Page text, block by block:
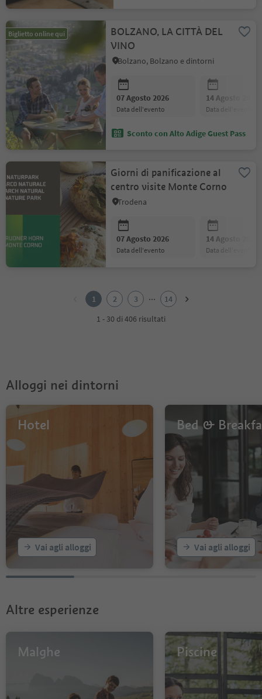
Biglietto online qui
BOLZANO, LA CITTÀ DEL
VINO
Bolzano, Bolzano e dintorni
07 Agosto 2026
data dell'evento
14 Agosto 2026
data dell'evento
Sconto con Alto Adige Guest Pass
Giorni di panificazione al
centro visite Monte Corno
Trodena
07 Agosto 2026
data dell'evento
14 Agosto 2026
data dell'evento
10
12
1 2 3 ...
14
1 - 30 di 406 risultati
Alloggi nei dintorni
Hotel
Vai agli alloggi
Bed &
Vai agli alloggi
Altre esperienze
Malghe Piscine